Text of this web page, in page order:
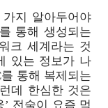
지 알아두어야
통해 생성되는
크 세계라는 것
있는 정보가 나
통해 복제되는
데 한심한 것은
전술이 요즘 먹